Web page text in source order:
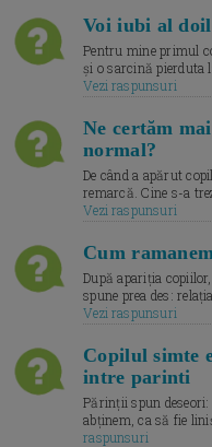
Voi iubi al
Pentru mine primul
și o sarcină pierduta
Vezi raspunsuri
Ne certăm
normal?
De când a apărut
remarcă. Cine s-a
Vezi raspunsuri
Cum
După apariția
spune prea des:
Vezi raspunsuri
Copilul simte
intre parinti
Părinții spun deseori:
abținem, ca să fie
raspunsuri